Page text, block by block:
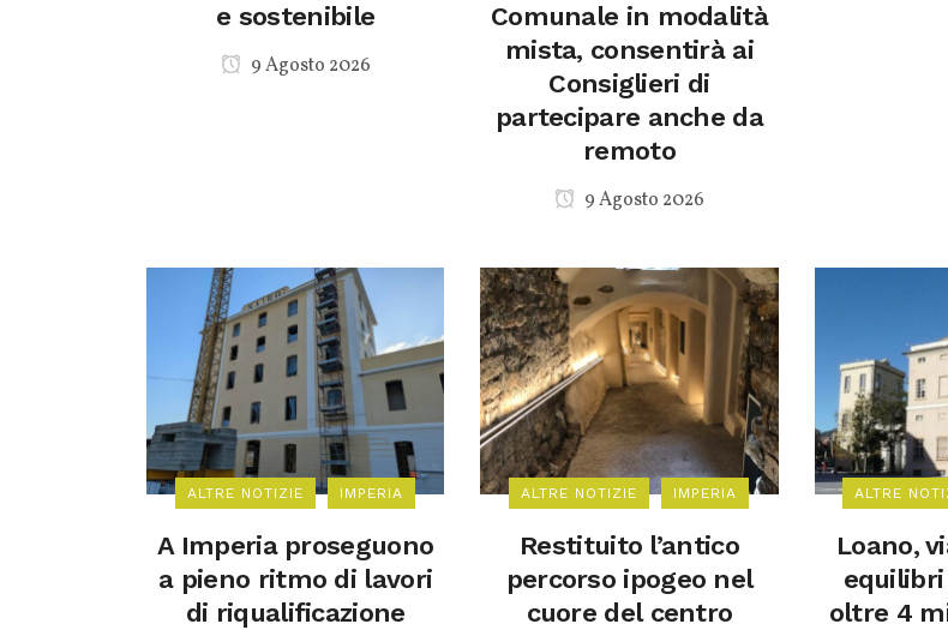
e sostenibile
9 Agosto 2026
Comunale in modalità
mista, consentirà ai
Consiglieri di
partecipare anche da
remoto
9 Agosto 2026
ALTRE NOTIZIE IMPERIA
A Imperia proseguono
a pieno ritmo di lavori
di riqualificazione
ALTRE NOTIZIE IMPERIA
Restituito l’antico
percorso ipogeo nel
cuore del centro
ALTRE
Loano,
oltre 4